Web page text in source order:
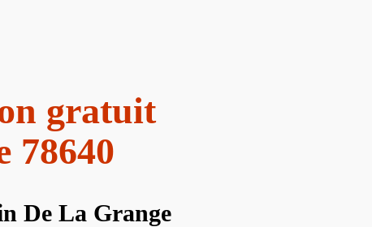
gratuit
78640
De La Grange